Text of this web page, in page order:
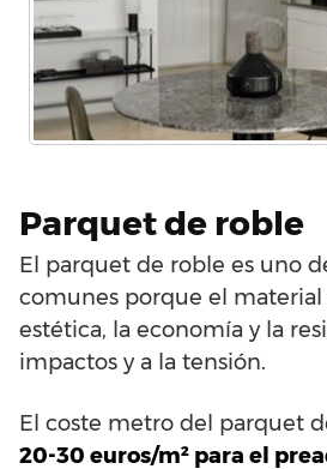
Parquet de roble
El parquet de roble es uno
comunes porque el
estética, la economía y la
impactos y a la tensión.
El coste metro del parquet
20-30 euros/m² para el